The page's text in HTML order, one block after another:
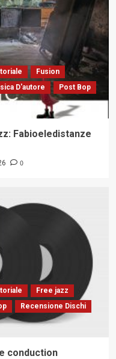
Fusion
D'autore
Post Bop
Fabioeledistanze
0
Free jazz
Recensione Dischi
conduction